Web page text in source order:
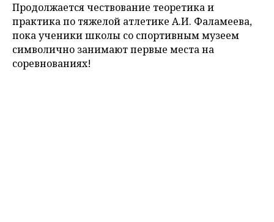
Продолжается чествование теоретика и
практика по тяжелой атлетике А.И. Фаламеева,
пока ученики школы со спортивным музеем
символично занимают первые места на
соревнованиях!